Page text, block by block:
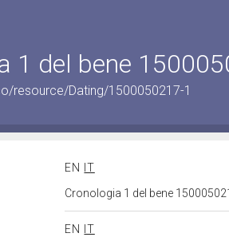
1 del bene
resource/Dating/1500050217-1
EN
IT
Cronologia 1 del bene
EN
IT